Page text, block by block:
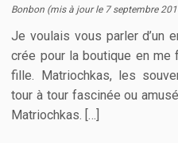
Bonbon (mis à jour le 7 septembre
Je voulais vous parler d’un
crée pour la boutique en
fille. Matriochkas, les
tour à tour fascinée ou
Matriochkas. […]